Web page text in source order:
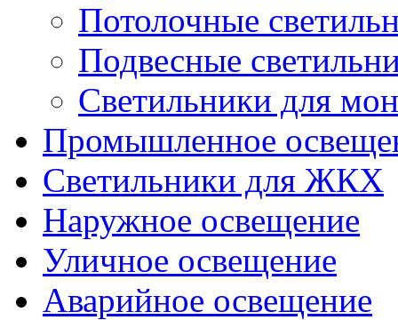
Потолочные
Подвесные
Светильники для
Промышленное
Светильники для ЖКХ
Наружное освещение
Уличное освещение
Аварийное освещение